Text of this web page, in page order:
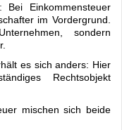
Bei Einkommensteuer
im Vordergrund.
sondern
es sich anders: Hier
Rechtsobjekt
mischen sich beide